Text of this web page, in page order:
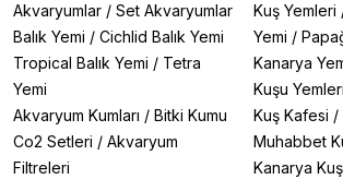
Akvaryumlar / Set Akvaryumlar
Balık Yemi / Cichlid Balık Yemi
Tropical Balık Yemi / Tetra
Yemi
Akvaryum Kumları / Bitki Kumu
Co2 Setleri / Akvaryum
Filtreleri
Kuş Yemleri
Yemi /
Kanarya
Kuşu Yemleri
Kuş Kafesi /
Muhabbet
Kanarya